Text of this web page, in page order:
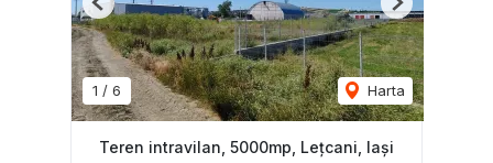
1 / 6 Harta
Previous Next
Teren intravilan, 5000mp, Lețcani, Iași